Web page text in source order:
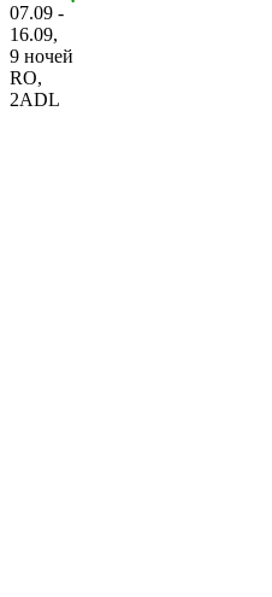
07.09 -
16.09,
9 ночей
RO,
2ADL